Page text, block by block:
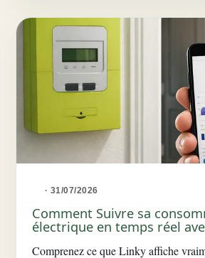
· 31/07/2026
Comment Suivre sa
électrique en temps réel
Comprenez ce que Linky affiche